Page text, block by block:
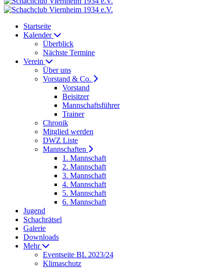
Startseite
Kalender
Überblick
Nächste Termine
Verein
Über uns
Vorstand & Co.
Vorstand
Beisitzer
Mannschaftsführer
Trainer
Chronik
Mitglied werden
DWZ Liste
Mannschaften
1. Mannschaft
2. Mannschaft
3. Mannschaft
4. Mannschaft
5. Mannschaft
6. Mannschaft
Jugend
Schachrätsel
Galerie
Downloads
Mehr
Eventseite BL 2023/24
Klimaschutz